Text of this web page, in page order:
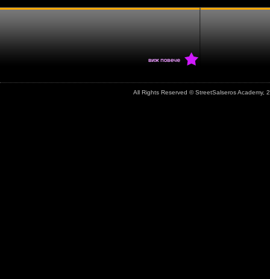
All Rights Reserved © StreetSalseros Academy,